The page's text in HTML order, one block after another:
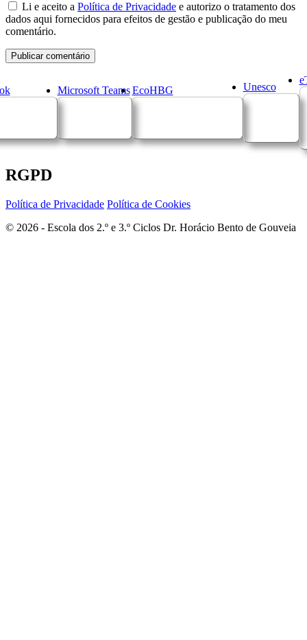
Li e aceito a Política de Privacidade e autorizo o tratamento dos
dados aqui fornecidos para efeitos de gestão e publicação do meu
comentário.
Microsoft Teams EcoHBG Unesco
RGPD
Política de Privacidade Política de Cookies
© 2026 - Escola dos 2.º e 3.º Ciclos Dr. Horácio Bento de Gouveia